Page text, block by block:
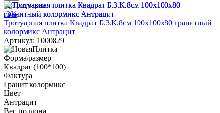
Под заказ
-3%
Тротуарная плитка Квадрат Б.3.К.8см 100х100х80 гранитный
колормикс Антрацит
Артикул: 1000829
Форма/размер
Квадрат (100*100)
Фактура
Гранит колормикс
Цвет
Антрацит
Вес поддона